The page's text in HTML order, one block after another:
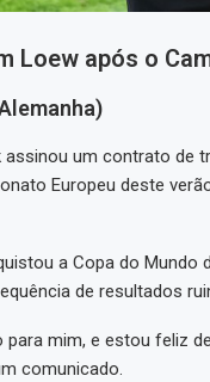
Loew após o
assinou um contrato
Europeu deste
a Copa do
de resultados
mim, e estou feliz
comunicado.